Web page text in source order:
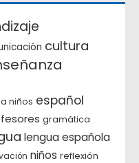
cultura
niños español
gramática
lengua española
niños reflexión